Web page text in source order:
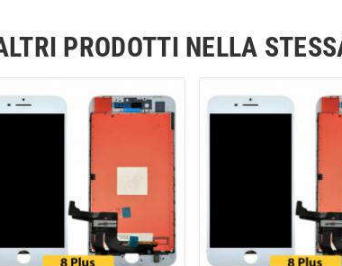
PRODOTTI NELLA